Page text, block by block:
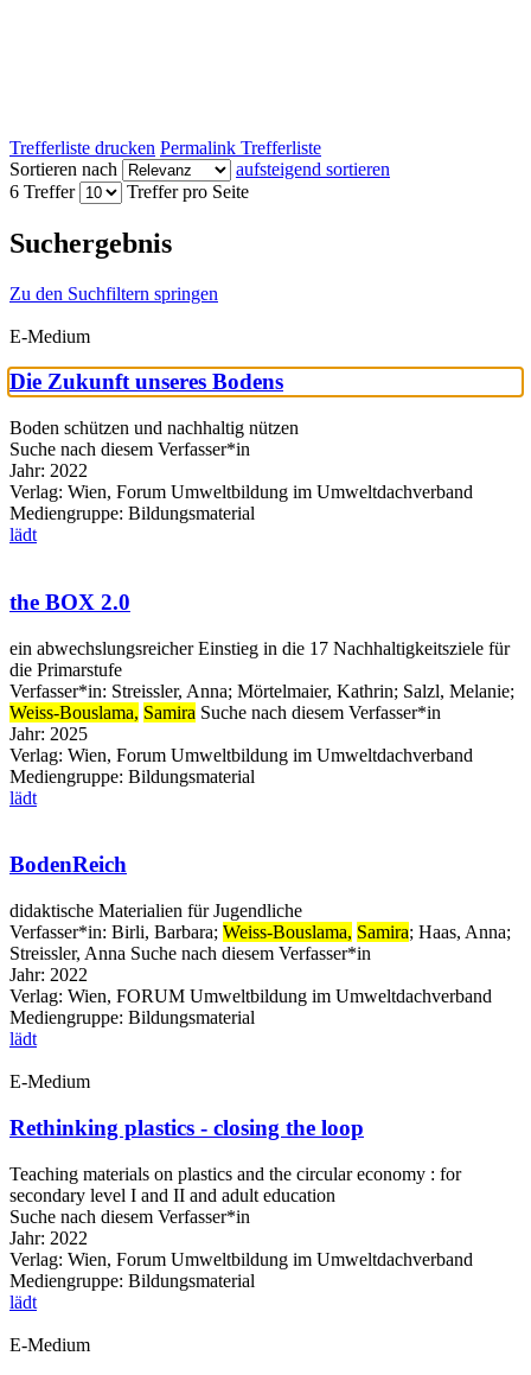
Trefferliste drucken Permalink Trefferliste
Sortieren nach
aufsteigend sortieren
6 Treffer
Treffer pro Seite
Suchergebnis
Zu den Suchfiltern springen
E-Medium
Die Zukunft unseres Bodens
Boden schützen und nachhaltig nützen
Suche nach diesem Verfasser*in
Jahr: 2022
Verlag: Wien, Forum Umweltbildung im Umweltdachverband
Mediengruppe: Bildungsmaterial
lädt
the BOX 2.0
ein abwechslungsreicher Einstieg in die 17 Nachhaltigkeitsziele für
die Primarstufe
Verfasser*in: Streissler, Anna; Mörtelmaier, Kathrin; Salzl, Melanie;
Weiss-Bouslama, Samira Suche nach diesem Verfasser*in
Jahr: 2025
Verlag: Wien, Forum Umweltbildung im Umweltdachverband
Mediengruppe: Bildungsmaterial
lädt
BodenReich
didaktische Materialien für Jugendliche
Verfasser*in: Birli, Barbara; Weiss-Bouslama, Samira; Haas, Anna;
Streissler, Anna Suche nach diesem Verfasser*in
Jahr: 2022
Verlag: Wien, FORUM Umweltbildung im Umweltdachverband
Mediengruppe: Bildungsmaterial
lädt
E-Medium
Rethinking plastics - closing the loop
Teaching materials on plastics and the circular economy : for
secondary level I and II and adult education
Suche nach diesem Verfasser*in
Jahr: 2022
Verlag: Wien, Forum Umweltbildung im Umweltdachverband
Mediengruppe: Bildungsmaterial
lädt
E-Medium